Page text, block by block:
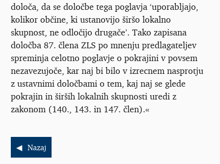
določa, da se določbe tega poglavja ‘uporabljajo,
kolikor občine, ki ustanovijo širšo lokalno
skupnost, ne odločijo drugače’. Tako zapisana
določba 87. člena ZLS po mnenju predlagateljev
spreminja celotno poglavje o pokrajini v povsem
nezavezujoče, kar naj bi bilo v izrecnem nasprotju
z ustavnimi določbami o tem, kaj naj se glede
pokrajin in širših lokalnih skupnosti uredi z
zakonom (140., 143. in 147. člen).«
Nazaj